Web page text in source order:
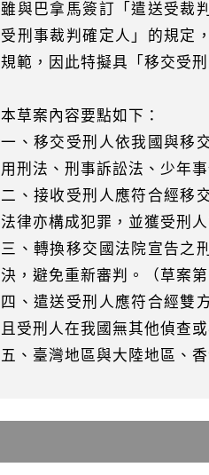
雖與巴拿馬簽訂「遣送受裁
受刑事裁判確定人」的規定
規範，因此特擬具「移交受
本草案內容要點如下：
一、移交受刑人依我國與移
用刑法、刑事訴訟法、少年
二、接收受刑人應符合經移
法律亦構成犯罪，並獲受刑
三、轉換移交國法院宣告之
決，避免重新審判。（草案第
四、遣送受刑人應符合經雙
且受刑人在我國無其他偵查
五、臺灣地區與大陸地區、